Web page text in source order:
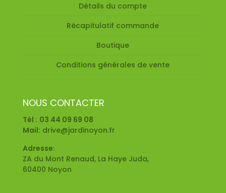
Détails du compte
Récapitulatif commande
Boutique
Conditions générales de vente
NOUS CONTACTER
Tél : 03 44 09 69 08
Mail: drive@jardinoyon.fr
Adresse:
ZA du Mont Renaud, La Haye Juda,
60400 Noyon